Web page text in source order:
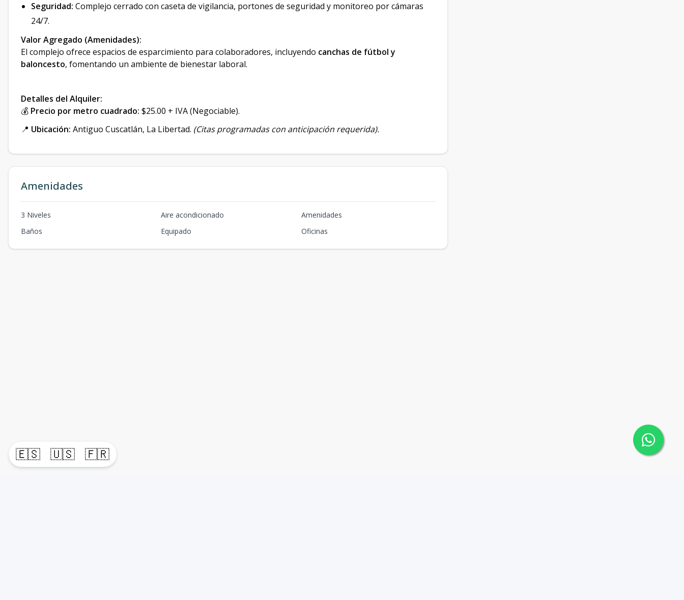
🇪🇸 🇺🇸 🇫🇷
Seguridad: Complejo cerrado con caseta de vigilancia, portones de seguridad y monitoreo por cámaras
24/7.
Valor Agregado (Amenidades):
El complejo ofrece espacios de esparcimiento para colaboradores, incluyendo canchas de fútbol y
baloncesto, fomentando un ambiente de bienestar laboral.
Detalles del Alquiler:
💰 Precio por metro cuadrado: $25.00 + IVA (Negociable).
📍 Ubicación: Antiguo Cuscatlán, La Libertad. (Citas programadas con anticipación requerida).
Amenidades
3 Niveles Aire acondicionado
Amenidades
Baños
Equipado Oficinas